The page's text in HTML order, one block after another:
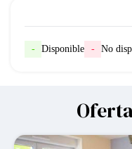
- Disponible - No